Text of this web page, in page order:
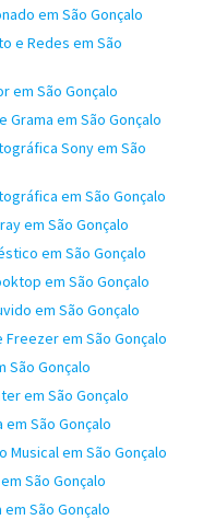
em São Gonçalo
e Redes em São
em São Gonçalo
em São Gonçalo
Sony em São
em São Gonçalo
em São Gonçalo
em São Gonçalo
em São Gonçalo
em São Gonçalo
em São Gonçalo
São Gonçalo
em São Gonçalo
São Gonçalo
em São Gonçalo
São Gonçalo
São Gonçalo